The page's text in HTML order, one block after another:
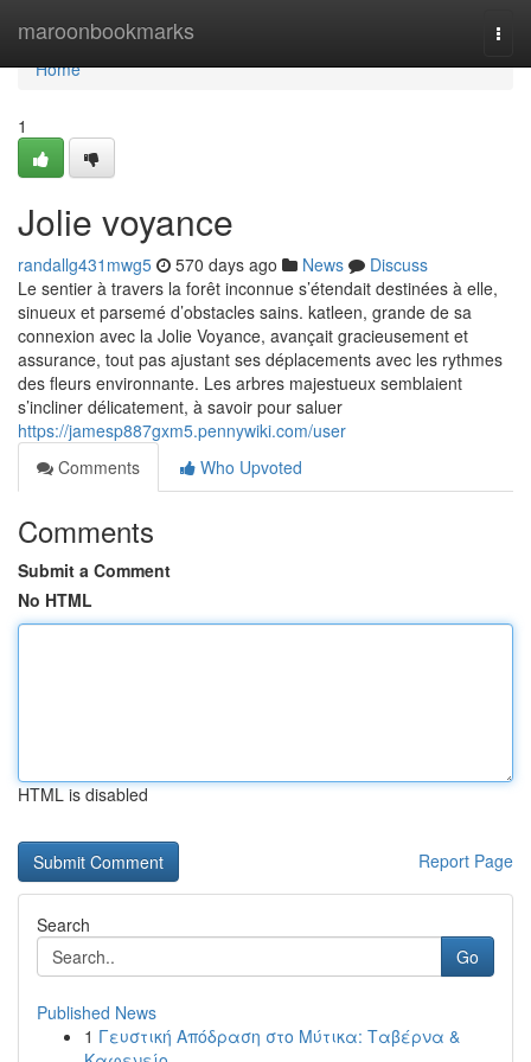
maroonbookmarks
Home
Home
1
Jolie voyance
randallg431mwg5 570 days ago News
Discuss
Le sentier à travers la forêt inconnue s’étendait destinées à elle,
sinueux et parsemé d’obstacles sains. katleen, grande de sa
connexion avec la Jolie Voyance, avançait gracieusement et
assurance, tout pas ajustant ses déplacements avec les rythmes
des fleurs environnante. Les arbres majestueux semblaient
s’incliner délicatement, à savoir pour saluer
https://jamesp887gxm5.pennywiki.com/user
Comments
Who Upvoted
Comments
Submit a Comment
No HTML
HTML is disabled
Report Page
Search
Go
Published News
1 Γευστική Απόδραση στο Μύτικα: Ταβέρνα &